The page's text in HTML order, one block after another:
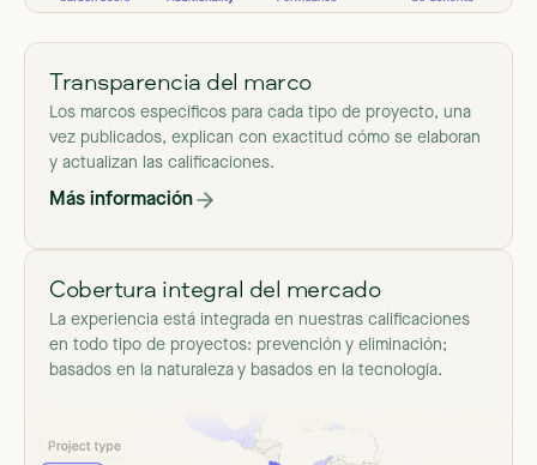
Transparencia del marco
Los marcos específicos para cada tipo de proyecto, una
vez publicados, explican con exactitud cómo se elaboran
y actualizan las calificaciones.
Más información
Cobertura integral del mercado
La experiencia está integrada en nuestras calificaciones
en todo tipo de proyectos: prevención y eliminación;
basados en la naturaleza y basados en la tecnología.